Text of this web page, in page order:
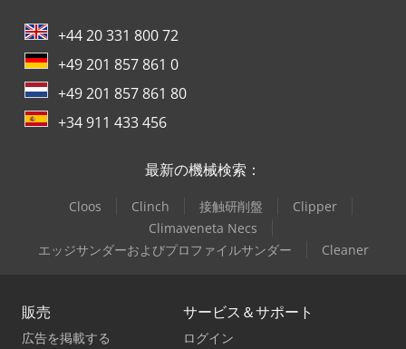
+44 20 331 800 72
+49 201 857 861 0
+49 201 857 861 80
+34 911 433 456
最新の機械検索：
Cloos Clinch 接触研削盤
Clipper
Climaveneta Necs
エッジサンダーおよびプロファイルサンダー
Cleaner
販売
広告を掲載する
サービス＆サポート
ログイン